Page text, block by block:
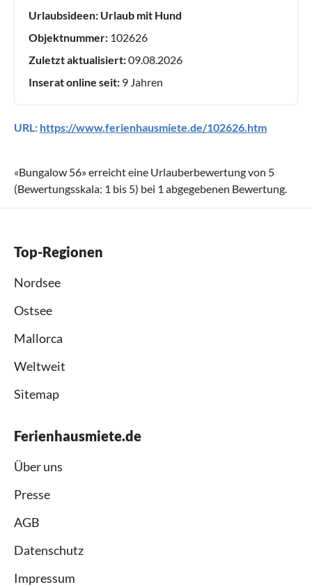
Urlaubsideen: Urlaub mit Hund
Objektnummer: 102626
Zuletzt aktualisiert:09.08.2026
Inserat online seit: 9 Jahren
URL: https://www.ferienhausmiete.de/102626.htm
«Bungalow 56» erreicht eine Urlauberbewertung von 5
(Bewertungsskala: 1 bis 5) bei 1 abgegebenen Bewertung.
Top-Regionen
Nordsee
Ostsee
Mallorca
Weltweit
Sitemap
Ferienhausmiete.de
Über uns
Presse
AGB
Datenschutz
Impressum